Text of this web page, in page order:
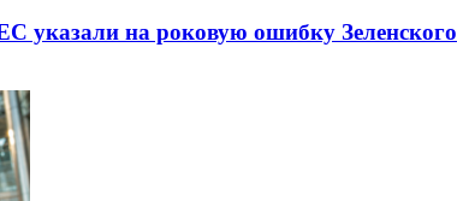
указали на роковую ошибку Зеленского